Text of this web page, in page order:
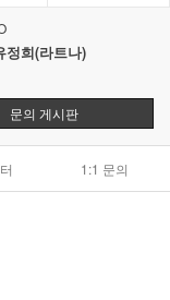
정희(라트나)
문의 게시판
1:1 문의